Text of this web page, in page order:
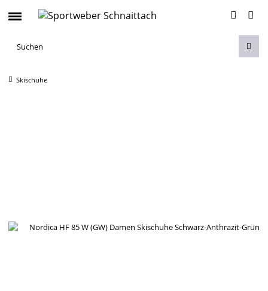
Skischuhe